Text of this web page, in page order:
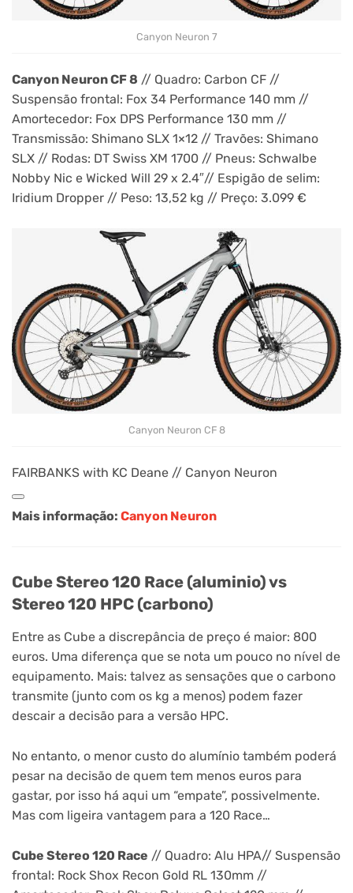
Canyon Neuron 7
Canyon Neuron CF 8 // Quadro: Carbon CF //
Suspensão frontal: Fox 34 Performance 140 mm //
Amortecedor: Fox DPS Performance 130 mm //
Transmissão: Shimano SLX 1×12 // Travões: Shimano
SLX // Rodas: DT Swiss XM 1700 // Pneus: Schwalbe
Nobby Nic e Wicked Will 29 x 2.4″// Espigão de selim:
Iridium Dropper // Peso: 13,52 kg // Preço: 3.099 €
Canyon Neuron CF 8
FAIRBANKS with KC Deane // Canyon Neuron
Mais informação: Canyon Neuron
Cube Stereo 120 Race (aluminio) vs
Stereo 120 HPC (carbono)
Entre as Cube a discrepância de preço é maior: 800
euros. Uma diferença que se nota um pouco no nível de
equipamento. Mais: talvez as sensações que o carbono
transmite (junto com os kg a menos) podem fazer
descair a decisão para a versão HPC.
No entanto, o menor custo do alumínio também poderá
pesar na decisão de quem tem menos euros para
gastar, por isso há aqui um “empate”, possivelmente.
Mas com ligeira vantagem para a 120 Race…
Cube Stereo 120 Race // Quadro: Alu HPA// Suspensão
frontal: Rock Shox Recon Gold RL 130mm //